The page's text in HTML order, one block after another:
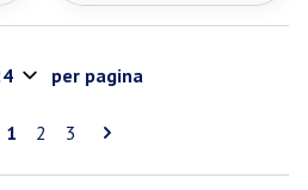
Pagina's
U lees momenteel pagina
1 Pagina
2 Pagina
3
per pagina